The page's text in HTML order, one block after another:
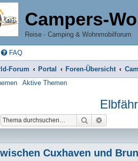
Campers-
Reise - Camping & Wohnmobilforum
FAQ
Forum Portal Foren-Übersicht
Aktive Themen
Suche
Cuxhaven und